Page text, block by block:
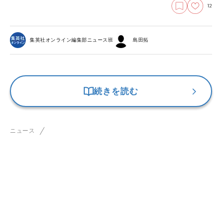
12
集英社オンライン編集部ニュース班 島田拓
続きを読む
ニュース